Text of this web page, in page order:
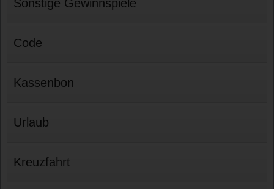
Sonstige Gewinnspiele
Code
Kassenbon
Urlaub
Kreuzfahrt